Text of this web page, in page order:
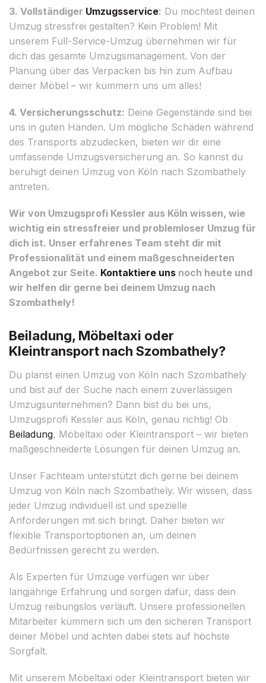
3. Vollständiger Umzugsservice: Du möchtest deinen
Umzug stressfrei gestalten? Kein Problem! Mit
unserem Full-Service-Umzug übernehmen wir für
dich das gesamte Umzugsmanagement. Von der
Planung über das Verpacken bis hin zum Aufbau
deiner Möbel – wir kümmern uns um alles!
4. Versicherungsschutz: Deine Gegenstände sind bei
uns in guten Händen. Um mögliche Schäden während
des Transports abzudecken, bieten wir dir eine
umfassende Umzugsversicherung an. So kannst du
beruhigt deinen Umzug von Köln nach Szombathely
antreten.
Wir von Umzugsprofi Kessler aus Köln wissen, wie
wichtig ein stressfreier und problemloser Umzug für
dich ist. Unser erfahrenes Team steht dir mit
Professionalität und einem maßgeschneiderten
Angebot zur Seite. Kontaktiere uns noch heute und
wir helfen dir gerne bei deinem Umzug nach
Szombathely!
Beiladung, Möbeltaxi oder
Kleintransport nach Szombathely?
Du planst einen Umzug von Köln nach Szombathely
und bist auf der Suche nach einem zuverlässigen
Umzugsunternehmen? Dann bist du bei uns,
Umzugsprofi Kessler aus Köln, genau richtig! Ob
Beiladung, Möbeltaxi oder Kleintransport – wir bieten
maßgeschneiderte Lösungen für deinen Umzug an.
Unser Fachteam unterstützt dich gerne bei deinem
Umzug von Köln nach Szombathely. Wir wissen, dass
jeder Umzug individuell ist und spezielle
Anforderungen mit sich bringt. Daher bieten wir
flexible Transportoptionen an, um deinen
Bedürfnissen gerecht zu werden.
Als Experten für Umzüge verfügen wir über
langjährige Erfahrung und sorgen dafür, dass dein
Umzug reibungslos verläuft. Unsere professionellen
Mitarbeiter kümmern sich um den sicheren Transport
deiner Möbel und achten dabei stets auf höchste
Sorgfalt.
Mit unserem Möbeltaxi oder Kleintransport bieten wir